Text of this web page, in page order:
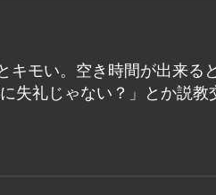
モい。空き時間が出来る
失礼じゃない？」とか説教